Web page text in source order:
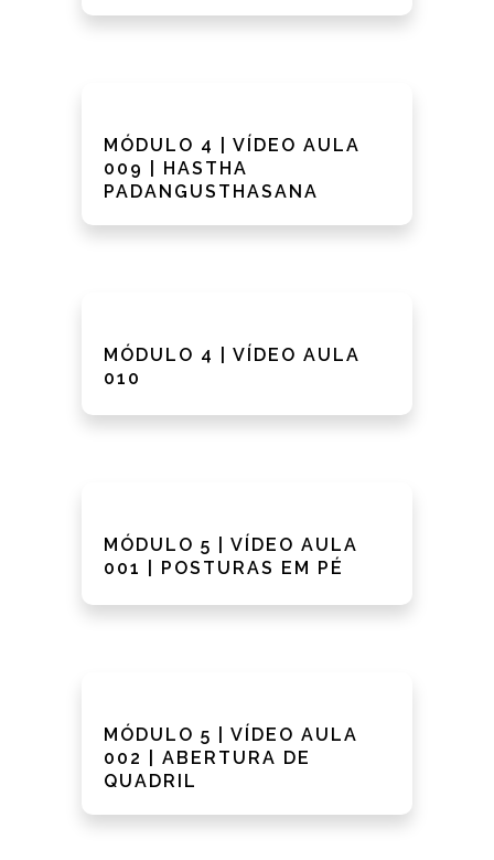
MÓDULO 4 | VÍDEO AULA
009 | HASTHA
PADANGUSTHASANA
MÓDULO 4 | VÍDEO AULA
010
MÓDULO 5 | VÍDEO AULA
001 | POSTURAS EM PÉ
MÓDULO 5 | VÍDEO AULA
002 | ABERTURA DE
QUADRIL